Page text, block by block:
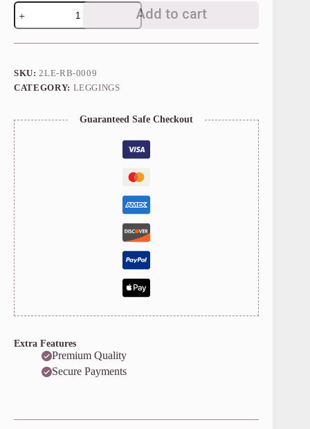
Royal
Blue
Leggings
quantity
Add to cart
SKU:2LE-RB-0009
CATEGORY: LEGGINGS
Guaranteed Safe Checkout
Extra Features
Premium Quality
Secure Payments